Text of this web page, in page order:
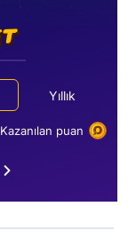
Yıllık
Kazanılan puan